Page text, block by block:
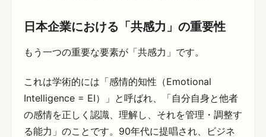
日本企業における「共感力」の重要性
もう一つの重要な要素が「共感力」です。
これは学術的には「感情的知性（Emotional
Intelligence = EI）」と呼ばれ、「自分自身と他者
の感情を正しく認識、理解し、それを管理・調整す
る能力」のことです。90年代に提唱され、ビジネ